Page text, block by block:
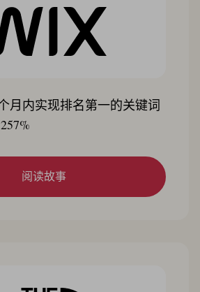
月内实现排名第一的关键词
阅读故事